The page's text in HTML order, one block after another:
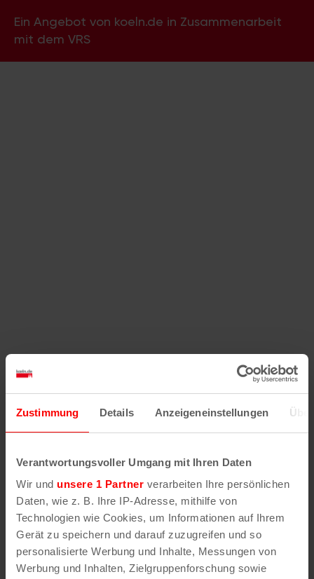
Zustimmung Details Anzeigeneinstellungen
Verantwortungsvoller Umgang mit Ihren Daten
Wir und unsere 1 Partner verarbeiten Ihre persönlichen
Daten, wie z. B. Ihre IP-Adresse, mithilfe von
Technologien wie Cookies, um Informationen auf Ihrem
Gerät zu speichern und darauf zuzugreifen und so
personalisierte Werbung und Inhalte, Messungen von
Werbung und Inhalten, Zielgruppenforschung sowie
Ein Angebot von koeln.de in Zusammenarbeit
mit dem VRS